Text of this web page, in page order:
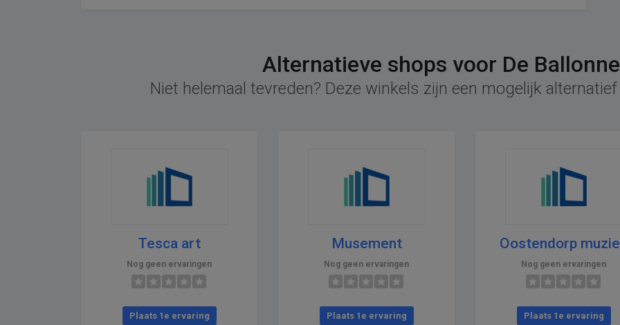
Alternatieve shops voor De
Niet helemaal tevreden? Deze winkels zijn een mogelijk
Tesca art
Nog geen ervaringen
Plaats 1e ervaring
Musement
Nog geen ervaringen
Plaats 1e ervaring
Oostendorp
Nog geen ervaringen
Plaats 1e ervaring